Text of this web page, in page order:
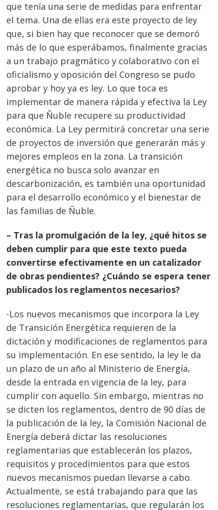
que tenía una serie de medidas para enfrentar
el tema. Una de ellas era este proyecto de ley
que, si bien hay que reconocer que se demoró
más de lo que esperábamos, finalmente gracias
a un trabajo pragmático y colaborativo con el
oficialismo y oposición del Congreso se pudo
aprobar y hoy ya es ley. Lo que toca es
implementar de manera rápida y efectiva la Ley
para que Ñuble recupere su productividad
económica. La Ley permitirá concretar una serie
de proyectos de inversión que generarán más y
mejores empleos en la zona. La transición
energética no busca solo avanzar en
descarbonización, es también una oportunidad
para el desarrollo económico y el bienestar de
las familias de Ñuble.
– Tras la promulgación de la ley, ¿qué hitos se
deben cumplir para que este texto pueda
convertirse efectivamente en un catalizador
de obras pendientes? ¿Cuándo se espera tener
publicados los reglamentos necesarios?
-Los nuevos mecanismos que incorpora la Ley
de Transición Energética requieren de la
dictación y modificaciones de reglamentos para
su implementación. En ese sentido, la ley le da
un plazo de un año al Ministerio de Energía,
desde la entrada en vigencia de la ley, para
cumplir con aquello. Sin embargo, mientras no
se dicten los reglamentos, dentro de 90 días de
la publicación de la ley, la Comisión Nacional de
Energía deberá dictar las resoluciones
reglamentarias que establecerán los plazos,
requisitos y procedimientos para que estos
nuevos mecanismos puedan llevarse a cabo.
Actualmente, se está trabajando para que las
resoluciones reglamentarias, que regularán los